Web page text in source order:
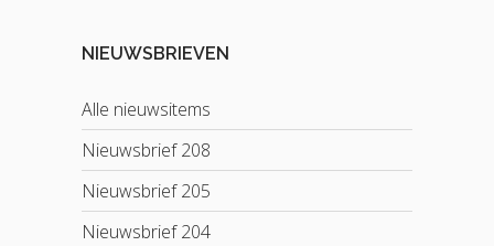
NIEUWSBRIEVEN
Alle nieuwsitems
Nieuwsbrief 208
Nieuwsbrief 205
Nieuwsbrief 204